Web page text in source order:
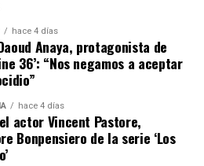
hace 4 días
Anaya, protagonista de
36’: “Nos negamos a aceptar
hace 4 días
actor Vincent Pastore,
Bonpensiero de la serie ‘Los